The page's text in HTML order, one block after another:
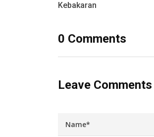
Kebakaran
0 Comments
Leave Comments